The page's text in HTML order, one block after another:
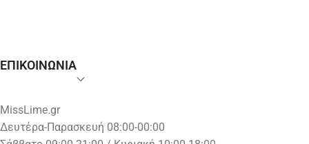
ΕΠΙΚΟΙΝΩΝΙΑ
MissLime.gr
Δευτέρα-Παρασκευή 08:00-00:00